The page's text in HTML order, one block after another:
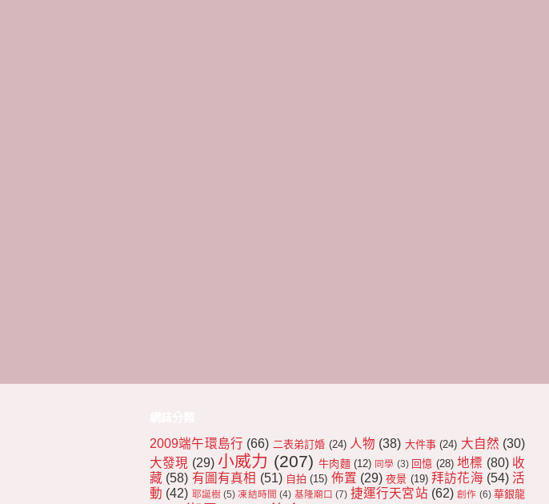
2009端午環島行 (66) 二表弟訂婚 (24) 人物 (38) 大件事 (24) 大自然 (30)
大發現 (29) 小威力 (207) 牛肉麵 (12) 同學 (3) 回憶 (28) 地標 (80) 收
藏 (58) 有圖有真相 (51) 自拍 (15) 佈置 (29) 夜景 (19) 拜訪花海 (54) 活
動 (42) 耶誕樹 (5) 凍結時間 (4) 基隆廟口 (7) 捷運行天宮站 (62) 創作 (6) 華銀龍